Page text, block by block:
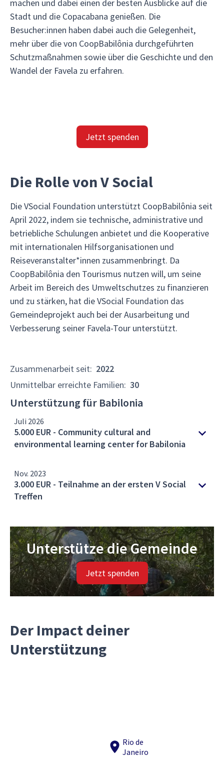
machen und dabei einen der besten Ausblicke auf die
Stadt und die Copacabana genießen. Die
Besucher:innen haben dabei auch die Gelegenheit,
mehr über die von CoopBabilônia durchgeführten
Schutzmaßnahmen sowie über die Geschichte und den
Wandel der Favela zu erfahren.
Jetzt spenden
Die Rolle von V Social
Die VSocial Foundation unterstützt CoopBabilônia seit
April 2022, indem sie technische, administrative und
betriebliche Schulungen anbietet und die Kooperative
mit internationalen Hilfsorganisationen und
Reiseveranstalter*innen zusammenbringt. Da
CoopBabilônia den Tourismus nutzen will, um seine
Arbeit im Bereich des Umweltschutzes zu finanzieren
und zu stärken, hat die VSocial Foundation das
Gemeindeprojekt auch bei der Ausarbeitung und
Verbesserung seiner Favela-Tour unterstützt.
Zusammenarbeit seit: 2022
Unmittelbar erreichte Familien: 30
Unterstützung für Babilonia
Juli 2026
5.000 EUR - Community cultural and
environmental learning center for Babilonia
Nov. 2023
3.000 EUR - Teilnahme an der ersten V Social
Treffen
Unterstütze die Gemeinde
Jetzt spenden
Der Impact deiner
Unterstützung
Rio de
Janeiro